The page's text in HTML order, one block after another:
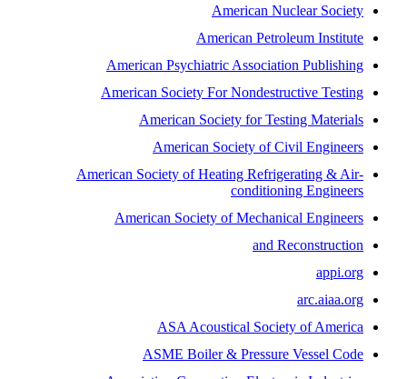
American Nuclear Society
American Petroleum Institute
American Psychiatric Association Publishing
American Society For Nondestructive Testing
American Society for Testing Materials
American Society of Civil Engineers
American Society of Heating Refrigerating & Air-
conditioning Engineers
American Society of Mechanical Engineers
and Reconstruction
appi.org
arc.aiaa.org
ASA Acoustical Society of America
ASME Boiler & Pressure Vessel Code